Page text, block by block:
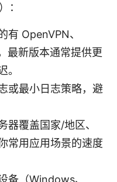
：
有 OpenVPN、
最新版本通常提供更
。
或最小日志策略，避
器覆盖国家/地区、
常用应用场景的速度
备（Windows、